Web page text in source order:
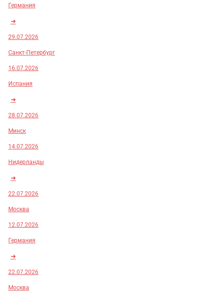
Германия
➜
29.07.2026
Санкт-Петербург
16.07.2026
Испания
➜
28.07.2026
Минск
14.07.2026
Нидерланды
➜
22.07.2026
Москва
12.07.2026
Германия
➜
22.07.2026
Москва